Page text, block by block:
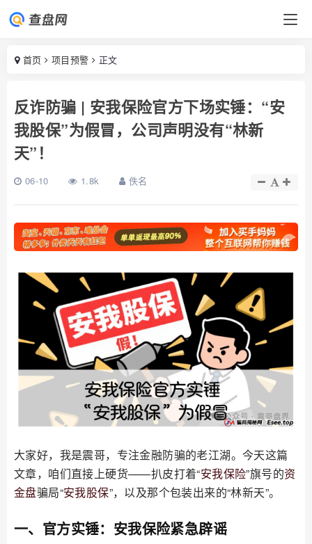
首页 项目预警 正文
反诈防骗 | 安我保险官方下场实锤：“安
我股保”为假冒，公司声明没有“林新
天”！
06-10 1.8k 佚名
大家好，我是震哥，专注金融防骗的老江湖。今天这篇
文章，咱们直接上硬货——扒皮打着“安我保险”旗号的资
金盘骗局“安我股保”，以及那个包装出来的“林新天”。
一、官方实锤：安我保险紧急辟谣